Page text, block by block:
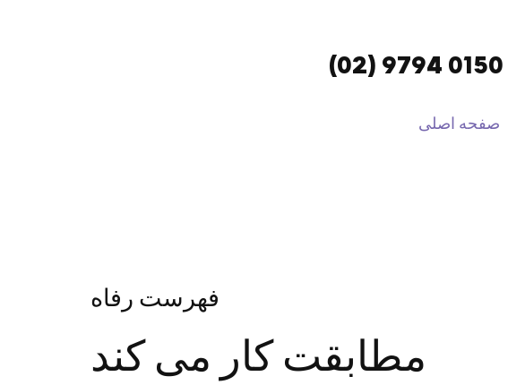
(02) 9794 0150
صفحه اصلی
فهرست رفاه
مطابقت کار می کند